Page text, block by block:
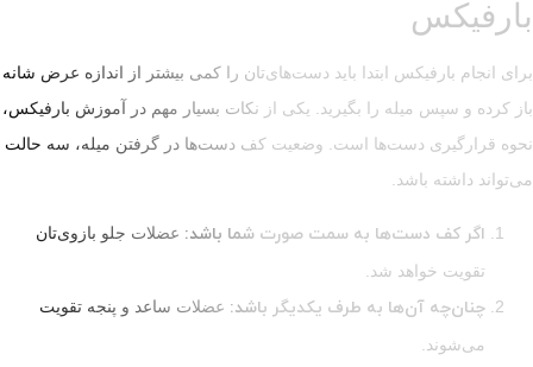
ابتدا باید دست‌های‌تان را کمی بیشتر از اندازه عرض شانه
را بگیرید. یکی از نکات بسیار مهم در آموزش بارفیکس،
است. وضعیت کف دست‌ها در گرفتن میله، سه حالت
به سمت صورت شما باشد: عضلات جلو بازوی‌تان
به طرف یکدیگر باشد:عضلات ساعد و پنجه تقویت